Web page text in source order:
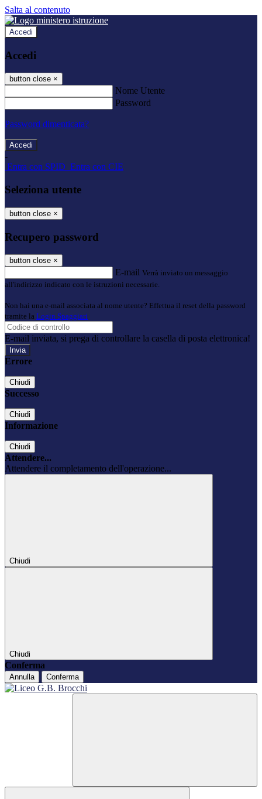
Salta al contenuto
Accedi
Accedi
button close ×
Nome Utente
Password
Password dimenticata?
-
Entra con SPID Entra con CIE
Seleziona utente
button close ×
Recupero password
button close ×
E-mail Verrà inviato un messaggio
all'indirizzo indicato con le istruzioni necessarie.
Non hai una e-mail associata al nome utente? Effettua il reset della password
tramite la Login Spaggiari
E-mail inviata, si prega di controllare la casella di posta elettronica!
Errore
Chiudi
Successo
Chiudi
Informazione
Chiudi
Attendere...
Attendere il completamento dell'operazione...
Chiudi
Chiudi
Conferma
Annulla Conferma